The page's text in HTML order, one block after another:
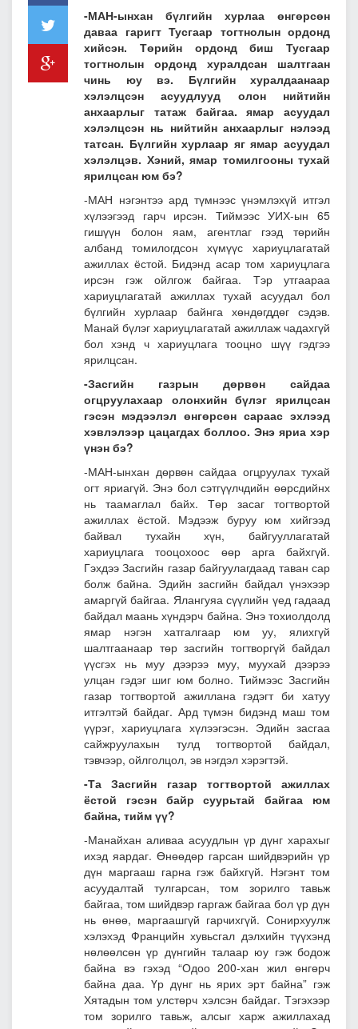
-МАН-ынхан бүлгийн хурлаа өнгөрсөн
даваа гаригт Тусгаар тогтнолын ордонд
хийсэн. Төрийн ордонд биш Тусгаар
тогтнолын ордонд хуралдсан шалтгаан
чинь юу вэ. Бүлгийн хуралдаанаар
хэлэлцсэн асуудлууд олон нийтийн
анхаарлыг татаж байгаа. ямар асуудал
хэлэлцсэн нь нийтийн анхаарлыг нэлээд
татсан. Бүлгийн хурлаар яг ямар асуудал
хэлэлцэв. Хэний, ямар томилгооны тухай
ярилцсан юм бэ?
-МАН нэгэнтээ ард түмнээс үнэмлэхүй итгэл
хүлээгээд гарч ирсэн. Тиймээс УИХ-ын 65
гишүүн болон яам, агентлаг гээд төрийн
албанд томилогдсон хүмүүс хариуцлагатай
ажиллах ёстой. Бидэнд асар том хариуцлага
ирсэн гэж ойлгож байгаа. Тэр утгаараа
хариуцлагатай ажиллах тухай асуудал бол
бүлгийн хурлаар байнга хөндөгддөг сэдэв.
Манай бүлэг хариуцлагатай ажиллаж чадахгүй
бол хэнд ч хариуцлага тооцно шүү гэдгээ
ярилцсан.
-Засгийн газрын дөрвөн сайдаа
огцруулахаар олонхийн бүлэг ярилцсан
гэсэн мэдээлэл өнгөрсөн сараас эхлээд
хэвлэлээр цацагдах боллоо. Энэ яриа хэр
үнэн бэ?
-МАН-ынхан дөрвөн сайдаа огцруулах тухай
огт яриагүй. Энэ бол сэтгүүлчдийн өөрсдийнх
нь таамаглал байх. Төр засаг тогтвортой
ажиллах ёстой. Мэдээж буруу юм хийгээд
байвал тухайн хүн, байгууллагатай
хариуцлага тооцохоос өөр арга байхгүй.
Гэхдээ Засгийн газар байгуулагдаад таван сар
болж байна. Эдийн засгийн байдал үнэхээр
амаргүй байгаа. Ялангуяа сүүлийн үед гадаад
байдал маань хүндэрч байна. Энэ тохиолдолд
ямар нэгэн хатгалгаар юм уу, ялихгүй
шалтгаанаар төр засгийн тогтворгүй байдал
үүсгэх нь муу дээрээ муу, муухай дээрээ
улцан гэдэг шиг юм болно. Тиймээс Засгийн
газар тогтвортой ажиллана гэдэгт би хатуу
итгэлтэй байдаг. Ард түмэн бидэнд маш том
үүрэг, хариуцлага хүлээгэсэн. Эдийн засгаа
сайжруулахын тулд тогтвортой байдал,
тэвчээр, ойлголцол, эв нэгдэл хэрэгтэй.
-Та Засгийн газар тогтвортой ажиллах
ёстой гэсэн байр суурьтай байгаа юм
байна, тийм үү?
-Манайхан аливаа асуудлын үр дүнг харахыг
ихэд яардаг. Өнөөдөр гарсан шийдвэрийн үр
дүн маргааш гарна гэж байхгүй. Нэгэнт том
асуудалтай тулгарсан, том зорилго тавьж
байгаа, том шийдвэр гаргаж байгаа бол үр дүн
нь өнөө, маргаашгүй гарчихгүй. Сонирхуулж
хэлэхэд Францийн хувьсгал дэлхийн түүхэнд
нөлөөлсөн үр дүнгийн талаар юу гэж бодож
байна вэ гэхэд “Одоо 200-хан жил өнгөрч
байна даа. Үр дүнг нь ярих эрт байна” гэж
Хятадын том улстөрч хэлсэн байдаг. Тэгэхээр
том зорилго тавьж, алсыг харж ажиллахад